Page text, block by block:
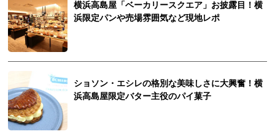
横浜高島屋「ベーカリースクエア」お披露目！横
浜限定パンや売場雰囲気など現地レポ
ショソン・エシレの格別な美味しさに大興奮！横
浜高島屋限定バター主役のパイ菓子